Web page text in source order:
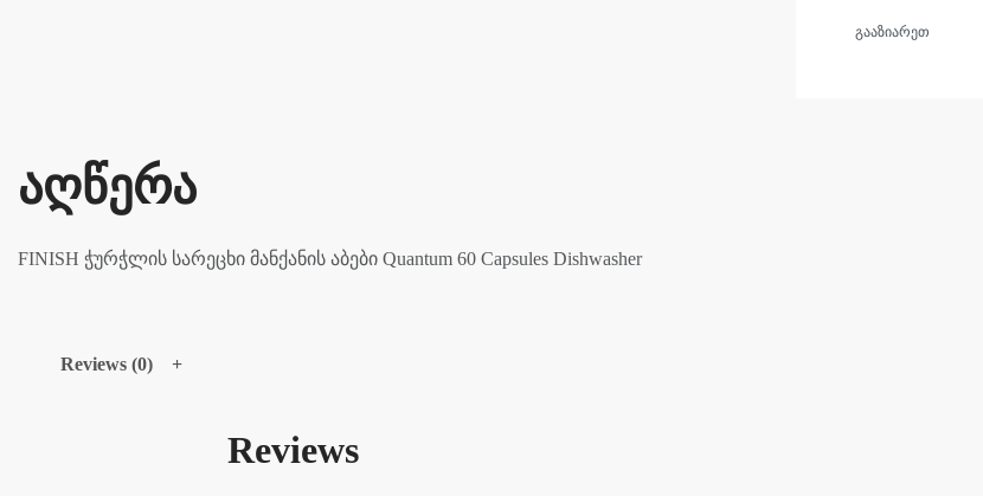
გააზიარეთ
აღწერა
FINISH ჭურჭლის სარეცხი მანქანის აბები Quantum 60 Capsules Dishwasher
Reviews (0)
Reviews